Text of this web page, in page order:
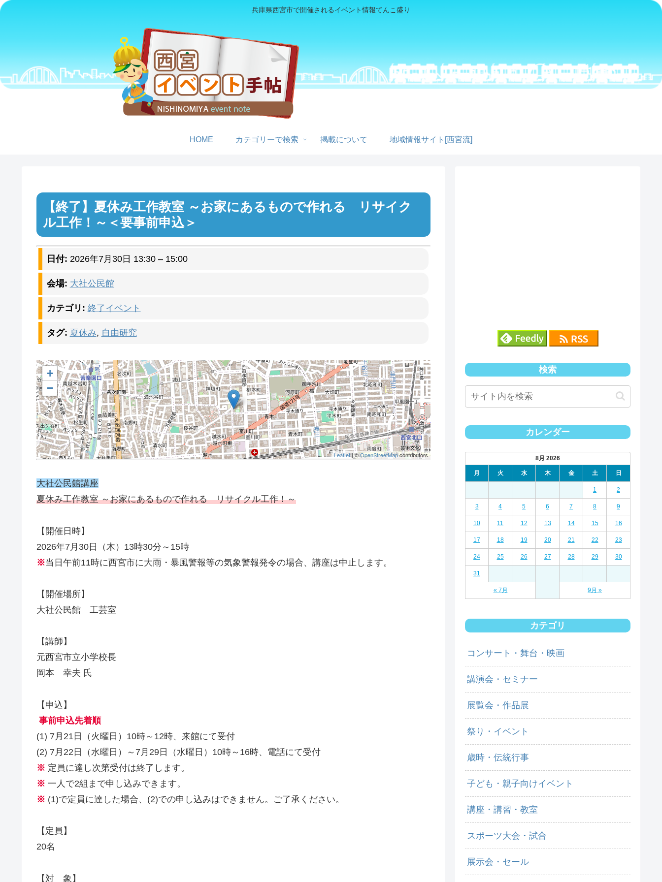
兵庫県西宮市で開催されるイベント情報てんこ盛り
HOME カテゴリーで検索 掲載について 地域情報サイト[西宮流]
夏休み工作教室 ～お家にあるもので作れる リサイク
ル工作！～＜要事前申込＞
日付: 2026年7月30日 13:30– 15:00
会場: 大社公民館
カテゴリ: 終了イベント
タグ: 夏休み, 自由研究
+
−
Leaflet| ©OpenStreetMapcontributors
大社公民館講座
夏休み工作教室 ～お家にあるもので作れる リサイクル工作！～
【開催日時】
2026年7月30日（木）13時30分～15時
※当日午前11時に西宮市に大雨・暴風警報等の気象警報発令の場合、講座は中止します。
【開催場所】
大社公民館 工芸室
【講師】
元西宮市立小学校長
岡本 幸夫 氏
【申込】
事前申込先着順
(1) 7月21日（火曜日）10時～12時、来館にて受付
(2) 7月22日（水曜日）～7月29日（水曜日）10時～16時、電話にて受付
※ 定員に達し次第受付は終了します。
※ 一人で2組まで申し込みできます。
※ (1)で定員に達した場合、(2)での申し込みはできません。ご了承ください。
【定員】
20名
【対 象】
検索
カレンダー
8月 2026
月 火 水 木 金 土 日
1 2
3 4 5 6 7 8 9
10 11 12 13 14 15 16
17 18 19 20 21 22 23
24 25 26 27 28 29 30
31
« 7月 9月 »
カテゴリ
コンサート・舞台・映画
講演会・セミナー
展覧会・作品展
祭り・イベント
歳時・伝統行事
子ども・親子向けイベント
講座・講習・教室
スポーツ大会・試合
展示会・セール